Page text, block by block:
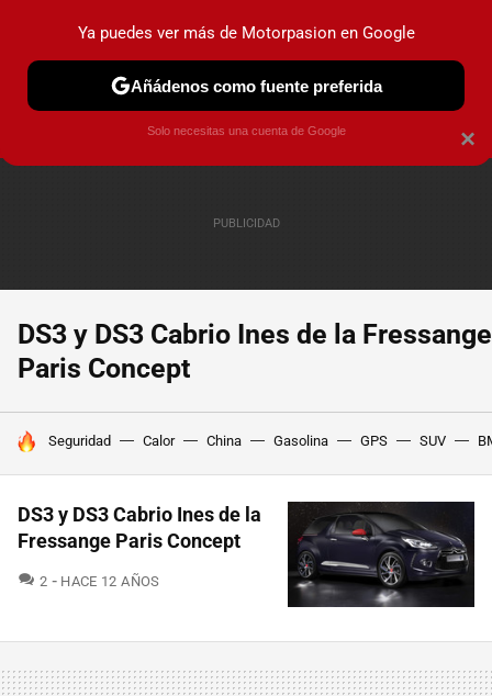
PRUEBAS COCHES ELÉCTRICOS OBSERVATORIO
DS3 y DS3 Cabrio Ines de la Fressange
Paris Concept
HOY SE HABLA DE
Seguridad Calor China Gasolina GPS SUV
DS3 y DS3 Cabrio Ines de la
Fressange Paris Concept
2 COMENTARIOS
HACE 12 AÑOS
×
Ya puedes ver más de Motorpasion en Google
Añádenos como fuente preferida
Solo necesitas una cuenta de Google